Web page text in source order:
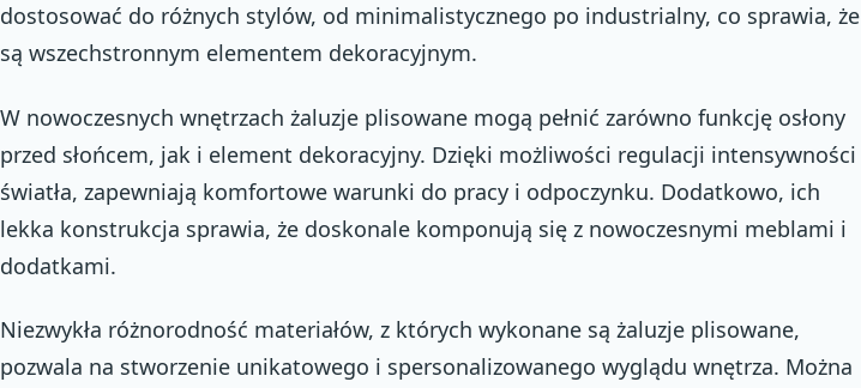
dostosować do różnych stylów, od minimalistycznego po industrialny, co sprawia, że
są wszechstronnym elementem dekoracyjnym.
W nowoczesnych wnętrzach żaluzje plisowane mogą pełnić zarówno funkcję osłony
przed słońcem, jak i element dekoracyjny. Dzięki możliwości regulacji intensywności
światła, zapewniają komfortowe warunki do pracy i odpoczynku. Dodatkowo, ich
lekka konstrukcja sprawia, że doskonale komponują się z nowoczesnymi meblami i
dodatkami.
Niezwykła różnorodność materiałów, z których wykonane są żaluzje plisowane,
pozwala na stworzenie unikatowego i spersonalizowanego wyglądu wnętrza. Można